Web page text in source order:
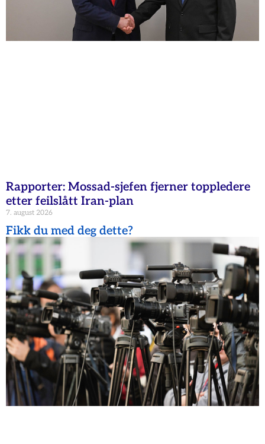
Rapporter: Mossad-sjefen fjerner toppledere
etter feilslått Iran-plan
7. august 2026
Fikk du med deg dette?